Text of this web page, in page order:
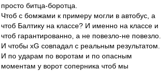
просто битца-боротца.
Чтоб с бомжами к примеру могли в автобус, а
чтоб Балтику на классе? И именно на классе и
чтоб гарантированно, а не повезло-не повезло.
И чтобы хG совпадал с реальным результатом.
И по ударам по воротам и по опасным
моментам у ворот соперника чтоб мы